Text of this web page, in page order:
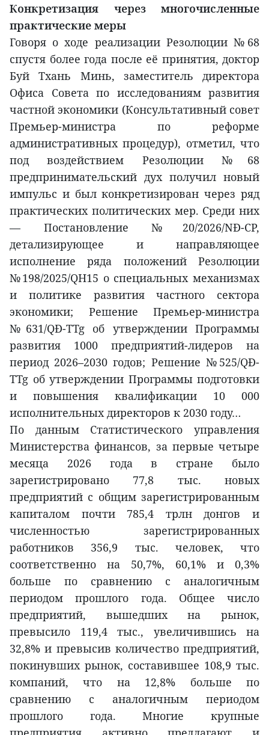
Конкретизация через многочисленные
практические меры
Говоря о ходе реализации Резолюции №68
спустя более года после её принятия, доктор
Буй Тхань Минь, заместитель директора
Офиса Совета по исследованиям развития
частной экономики (Консультативный совет
Премьер-министра по реформе
административных процедур), отметил, что
под воздействием Резолюции №68
предпринимательский дух получил новый
импульс и был конкретизирован через ряд
практических политических мер. Среди них
— Постановление №20/2026/NĐ-CP,
детализирующее и направляющее
исполнение ряда положений Резолюции
№198/2025/QH15 о специальных механизмах
и политике развития частного сектора
экономики; Решение Премьер-министра
№631/QĐ-TTg об утверждении Программы
развития 1000 предприятий-лидеров на
период 2026–2030 годов; Решение №525/QĐ-
TTg об утверждении Программы подготовки
и повышения квалификации 10 000
исполнительных директоров к 2030 году…
По данным Статистического управления
Министерства финансов, за первые четыре
месяца 2026 года в стране было
зарегистрировано 77,8 тыс. новых
предприятий с общим зарегистрированным
капиталом почти 785,4 трлн донгов и
численностью зарегистрированных
работников 356,9 тыс. человек, что
соответственно на 50,7%, 60,1% и 0,3%
больше по сравнению с аналогичным
периодом прошлого года. Общее число
предприятий, вышедших на рынок,
превысило 119,4 тыс., увеличившись на
32,8% и превысив количество предприятий,
покинувших рынок, составившее 108,9 тыс.
компаний, что на 12,8% больше по
сравнению с аналогичным периодом
прошлого года. Многие крупные